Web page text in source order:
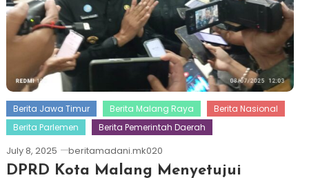
Berita Jawa Timur Berita Malang Raya
Berita Nasional
Berita Parlemen
Berita Pemerintah Daerah
July 8, 2025 beritamadani.mk020
DPRD Kota Malang Menyetujui